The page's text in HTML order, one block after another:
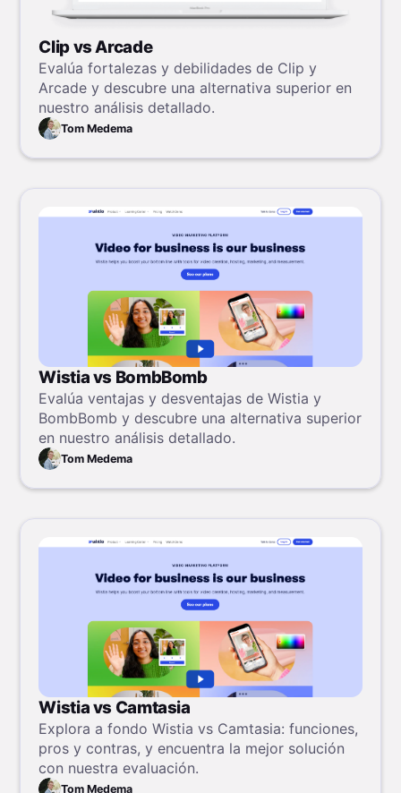
Clip vs Arcade
Evalúa fortalezas y debilidades de Clip y
Arcade y descubre una alternativa superior en
nuestro análisis detallado.
Tom Medema
Wistia vs BombBomb
Evalúa ventajas y desventajas de Wistia y
BombBomb y descubre una alternativa superior
en nuestro análisis detallado.
Tom Medema
Wistia vs Camtasia
Explora a fondo Wistia vs Camtasia: funciones,
pros y contras, y encuentra la mejor solución
con nuestra evaluación.
Tom Medema